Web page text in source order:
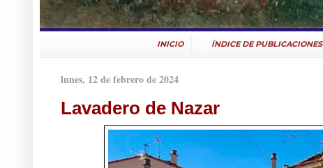
INICIO ÍNDICE DE PUBLICACIONES
lunes, 12 de febrero de 2024
Lavadero de Nazar